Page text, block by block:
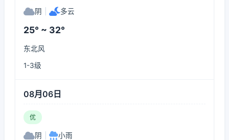
阴 多云
25° ~ 32°
东北风
1-3级
08月06日
优
阴 小雨